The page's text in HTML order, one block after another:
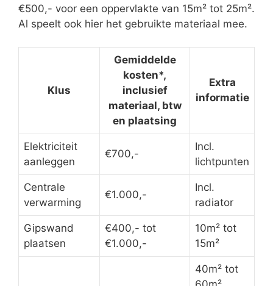
€500,- voor een oppervlakte van 15m² tot 25m².
Al speelt ook hier het gebruikte materiaal mee.
Klus
Gemiddelde
kosten*,
inclusief
materiaal, btw
en plaatsing
Extra
informatie
Elektriciteit
aanleggen
€700,-
Incl.
lichtpunten
Centrale
verwarming
€1.000,-
Incl.
radiator
Gipswand
plaatsen
€400,- tot
€1.000,-
10m² tot
15m²
40m² tot